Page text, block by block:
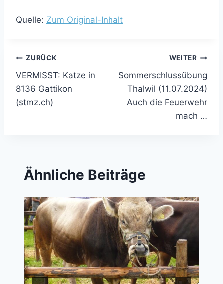
Quelle: Zum Original-Inhalt
Beitragsnavigation
ZURÜCK
VERMISST: Katze in
8136 Gattikon
(stmz.ch)
WEITER
Sommerschlussübung
Thalwil (11.07.2024)
Auch die Feuerwehr
mach …
Ähnliche Beiträge